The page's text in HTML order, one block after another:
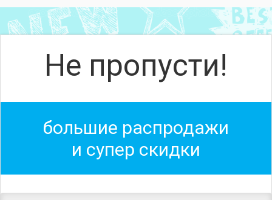
Не пропусти!
большие распродажи
и супер скидки